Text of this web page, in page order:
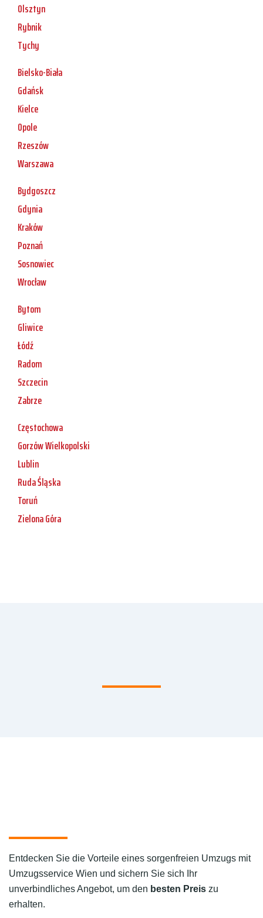
Olsztyn
Rybnik
Tychy
Bielsko-Biała
Gdańsk
Kielce
Opole
Rzeszów
Warszawa
Bydgoszcz
Gdynia
Kraków
Poznań
Sosnowiec
Wrocław
Bytom
Gliwice
Łódź
Radom
Szczecin
Zabrze
Częstochowa
Gorzów Wielkopolski
Lublin
Ruda Śląska
Toruń
Zielona Góra
Entdecken Sie die Vorteile eines sorgenfreien Umzugs mit
Umzugsservice Wien und sichern Sie sich Ihr
unverbindliches Angebot, um den besten Preis zu
erhalten.